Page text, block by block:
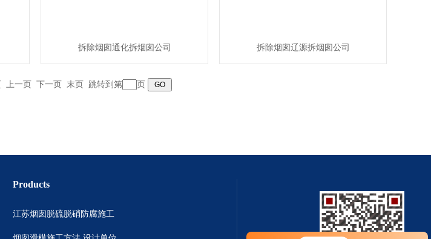
拆除烟囱通化拆烟囱公司 拆除烟囱辽源拆烟囱公司
上一页 下一页 末页 跳转到第 页
Products
江苏烟囱脱硫脱硝防腐施工